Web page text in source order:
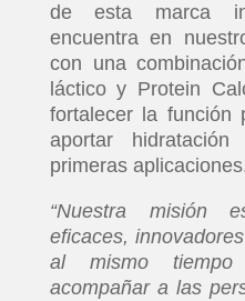
de esta marca
encuentra en
con una
láctico y Protein
fortalecer la función
aportar
primeras
“Nuestra misión
eficaces,
al mismo
acompañar a las